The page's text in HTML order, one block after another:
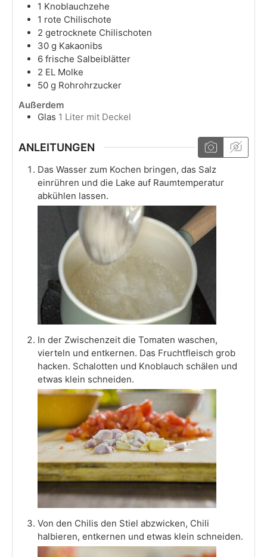
1 Knoblauchzehe
1 rote Chilischote
2 getrocknete Chilischoten
30 g Kakaonibs
6 frische Salbeiblätter
2 EL Molke
50 g Rohrohrzucker
Außerdem
Glas 1 Liter mit Deckel
ANLEITUNGEN
Das Wasser zum Kochen bringen, das Salz
einrühren und die Lake auf Raumtemperatur
abkühlen lassen.
In der Zwischenzeit die Tomaten waschen,
vierteln und entkernen. Das Fruchtfleisch grob
hacken. Schalotten und Knoblauch schälen und
etwas klein schneiden.
Von den Chilis den Stiel abzwicken, Chili
halbieren, entkernen und etwas klein schneiden.